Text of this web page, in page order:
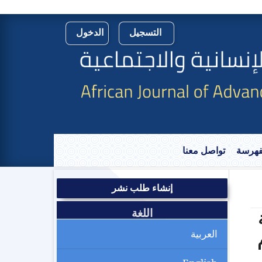
تواصل معنا
التسجيل الدخول
إنشاء طلب نشر
اللغة
العربية